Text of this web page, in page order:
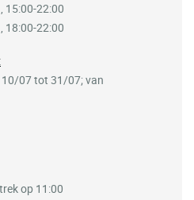
15:00-22:00
18:00-22:00
op 11:00
07 tot 31/07; van